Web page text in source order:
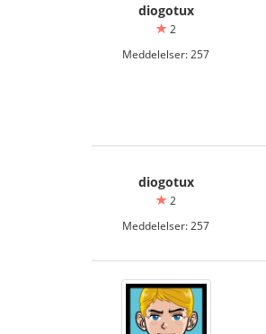
diogotux
2
Meddelelser: 257
diogotux
2
Meddelelser: 257